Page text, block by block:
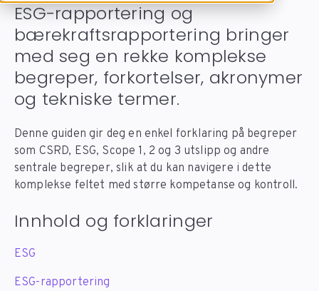
ESG-rapportering og
bærekraftsrapportering bringer
med seg en rekke komplekse
begreper, forkortelser, akronymer
og tekniske termer.
Denne guiden gir deg en enkel forklaring på begreper
som CSRD, ESG, Scope 1, 2 og 3 utslipp og andre
sentrale begreper, slik at du kan navigere i dette
komplekse feltet med større kompetanse og kontroll.
Innhold og forklaringer
ESG
ESG-rapportering